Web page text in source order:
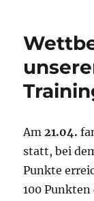
Am21.04.
statt, bei
Punkte
100 Punkten